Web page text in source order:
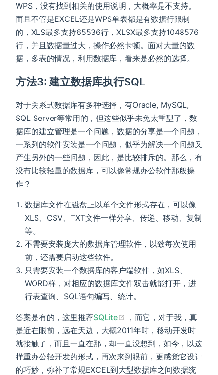
WPS，没有找到相关的使用说明，大概率是不支持。
而且不管是EXCEL还是WPS单表都是有数据行限制
的，XLS最多支持65536行，XLSX最多支持1048576
行，并且数据量过大，操作必然卡顿。面对大量的数
据，多表的情况，利用数据库，看来是必然的选择。
方法3: 建立数据库执行SQL
对于关系式数据库有多种选择，有Oracle, MySQL,
SQL Server等常用的，但这些似乎未免太重型了，数
据库的建立管理是一个问题，数据的分享是一个问题，
一系列的软件安装是一个问题，似乎为解决一个问题又
产生另外的一些问题，因此，是比较排斥的。那么，有
没有比较轻量的数据库，可以像常规办公软件那般操
作？
数据库文件在磁盘上以单个文件形式存在，可以像
XLS、CSV、TXT文件一样分享、传递、移动、复制
等。
不需要安装庞大的数据库管理软件，以致每次使用
前，还需要启动这些软件。
只需要安装一个数据库的客户端软件，如XLS、
WORD样，对相应的数据库文件双击就能打开，进
行表查询、SQL语句编写、统计。
答案是有的，这里推荐SQLite (opens new window)
，而它，对于我，真
是近在眼前，远在天边，大概2011年时，移动开发时
就接触了，而且一直在那，却一直没想到，如今，以这
样重办公轻开发的形式，再次来到眼前，更感觉它设计
的巧妙，弥补了常规EXCEL到大型数据库之间数据统